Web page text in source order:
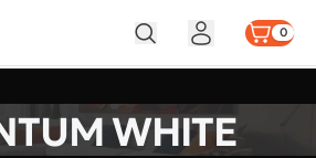
0
WHITE